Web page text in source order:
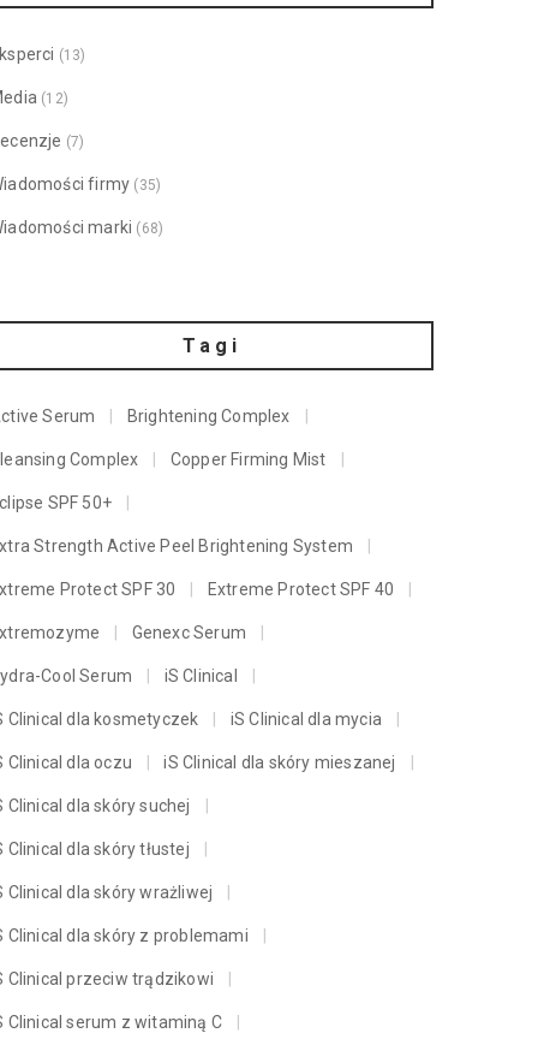
(13)
(12)
(7)
firmy (35)
marki (68)
Tagi
Serum Brightening Complex
Complex Copper Firming Mist
SPF 50+
Strength Active Peel Brightening System
Protect SPF 30 Extreme Protect SPF 40
Genexc Serum
Cool Serum iS Clinical
Clinical dla kosmetyczek iS Clinical dla mycia
Clinical dla oczu iS Clinical dla skóry mieszanej
Clinical dla skóry suchej
Clinical dla skóry tłustej
Clinical dla skóry wrażliwej
Clinical dla skóry z problemami
Clinical przeciw trądzikowi
Clinical serum z witaminą C